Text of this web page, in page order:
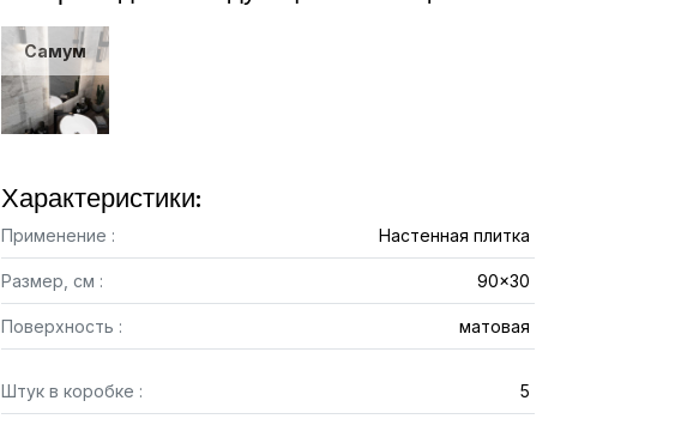
Самум
Характеристики:
Применение : Настенная плитка
Размер, см : 90x30
Поверхность : матовая
Штук в коробке : 5